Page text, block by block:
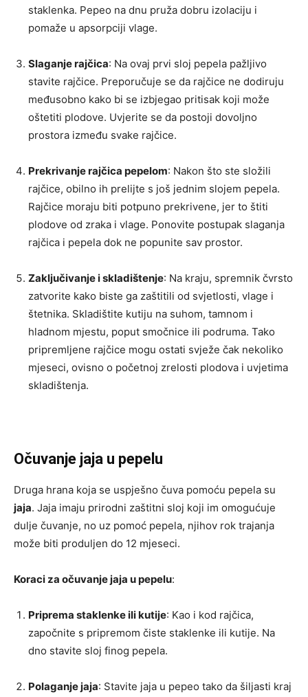
staklenka. Pepeo na dnu pruža dobru izolaciju i
pomaže u apsorpciji vlage.
Slaganje rajčica: Na ovaj prvi sloj pepela pažljivo
stavite rajčice. Preporučuje se da rajčice ne dodiruju
međusobno kako bi se izbjegao pritisak koji može
oštetiti plodove. Uvjerite se da postoji dovoljno
prostora između svake rajčice.
Prekrivanje rajčica pepelom: Nakon što ste složili
rajčice, obilno ih prelijte s još jednim slojem pepela.
Rajčice moraju biti potpuno prekrivene, jer to štiti
plodove od zraka i vlage. Ponovite postupak slaganja
rajčica i pepela dok ne popunite sav prostor.
Zaključivanje i skladištenje: Na kraju, spremnik čvrsto
zatvorite kako biste ga zaštitili od svjetlosti, vlage i
štetnika. Skladištite kutiju na suhom, tamnom i
hladnom mjestu, poput smočnice ili podruma. Tako
pripremljene rajčice mogu ostati svježe čak nekoliko
mjeseci, ovisno o početnoj zrelosti plodova i uvjetima
skladištenja.
Očuvanje jaja u pepelu
Druga hrana koja se uspješno čuva pomoću pepela su
jaja. Jaja imaju prirodni zaštitni sloj koji im omogućuje
dulje čuvanje, no uz pomoć pepela, njihov rok trajanja
može biti produljen do 12 mjeseci.
Koraci za očuvanje jaja u pepelu:
Priprema staklenke ili kutije: Kao i kod rajčica,
započnite s pripremom čiste staklenke ili kutije. Na
dno stavite sloj finog pepela.
Polaganje jaja: Stavite jaja u pepeo tako da šiljasti kraj